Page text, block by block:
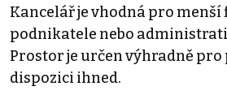
Kancelář je vhodná pro menší
podnikatele nebo
Prostor je určen výhradně pro
dispozici ihned.